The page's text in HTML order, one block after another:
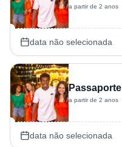
a partir de 2 anos
data não selecionada
a partir de 2 anos
data não selecionada